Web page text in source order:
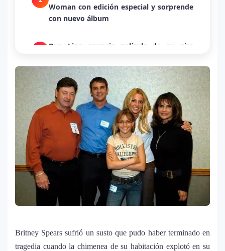
Woman con edición especial y sorprende
con nuevo álbum
Dua Lipa anuncia película de su gira
humanitaria junto a UNICEF
4
Michael Jackson y la canción perdida
sobre Palestina que vuelve a generar
debate en redes
5
Lady Gaga sorprende con “Mayhem
Requiem”: una versión oscura y
revolucionaria que marca el cierre de su
era musical
Snake y Eladio Carrión
Britney Spears sufrió un susto que pudo haber terminado en
tragedia cuando la chimenea de su habitación explotó en su